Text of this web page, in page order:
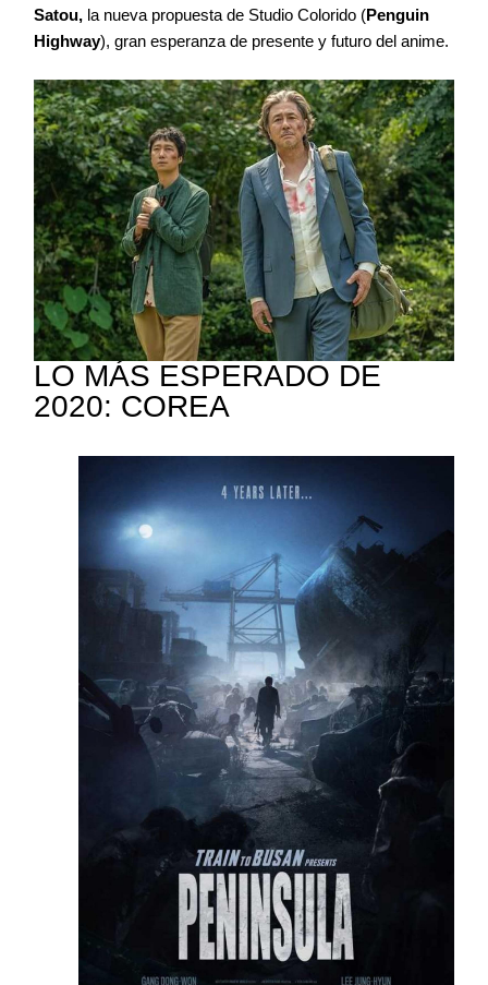
Satou, la nueva propuesta de Studio Colorido (Penguin
Highway), gran esperanza de presente y futuro del anime.
LO MÁS ESPERADO DE
2020: COREA